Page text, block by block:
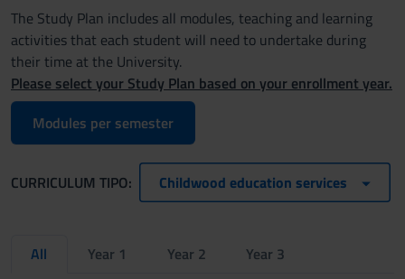
The Study Plan includes all modules, teaching and learning
activities that each student will need to undertake during
their time at the University.
Please select your Study Plan based on your enrollment year.
Modules per semester
CURRICULUM TIPO: Childwood education services
All Year 1 Year 2 Year 3